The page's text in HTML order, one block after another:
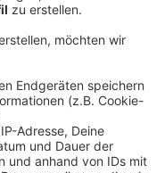
14. November
noch